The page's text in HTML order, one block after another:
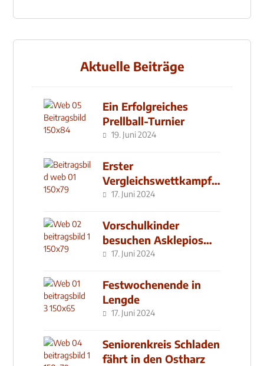
Aktuelle Beiträge
Ein Erfolgreiches
Prellball-Turnier
19. Juni 2024
Erster
Vergleichswettkampf
seit 2019
17. Juni 2024
Vorschulkinder
besuchen Asklepios
Klinik
17. Juni 2024
Festwochenende in
Lengde
17. Juni 2024
Seniorenkreis Schladen
fährt in den Ostharz